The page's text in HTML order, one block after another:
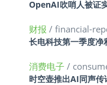
OpenAI吹哨人被证
财报 / financial-
长电科技第一季度
消费电子 /
时空壶推出AI同声传